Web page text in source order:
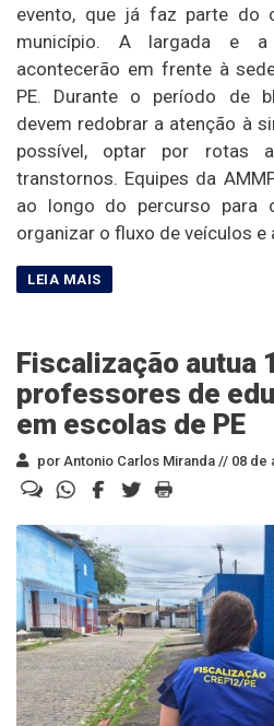
evento, que já faz parte do
município. A largada e
acontecerão em frente à
PE. Durante o período de
devem redobrar a atenção à
possível, optar por rotas
transtornos. Equipes da
ao longo do percurso para
organizar o fluxo de veículos e
Fiscalização autua
professores de
em escolas de PE
por Antonio Carlos Miranda // 08 de